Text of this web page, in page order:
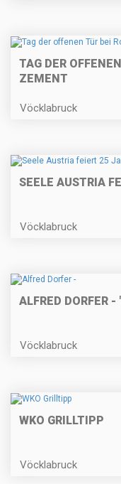
TAG DER
ZEMENT
Vöcklabruck
SEELE AUSTRIA
Vöcklabruck
ALFRED DORFER -
Vöcklabruck
WKO GRILLTIPP
Vöcklabruck